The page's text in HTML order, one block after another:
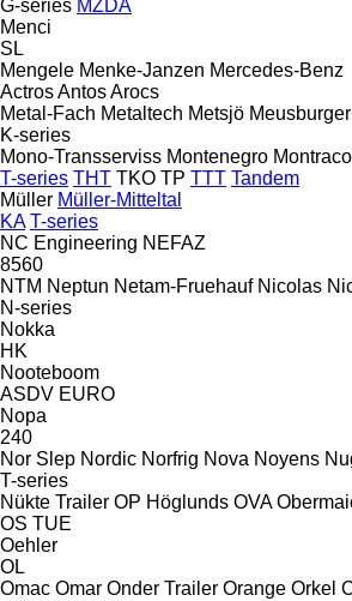
G-series MZDA
Menci
SL
Mengele Menke-Janzen Mercedes-Benz
ActrosAntosArocs
Metal-Fach Metaltech Metsjö Meusburger
K-series
Mono-Transserviss Montenegro
T-series THT TKO TP TTT Tandem
Müller Müller-Mitteltal
KA T-series
NC Engineering NEFAZ
8560
NTM Neptun Netam-Fruehauf Nicolas
N-series
Nokka
HK
Nooteboom
ASDV EURO
Nopa
240
Nor Slep Nordic Norfrig Nova Noyens
T-series
Nükte Trailer OP Höglunds OVA
OS TUE
Oehler
OL
Omac Omar Onder Trailer Orange Orkel